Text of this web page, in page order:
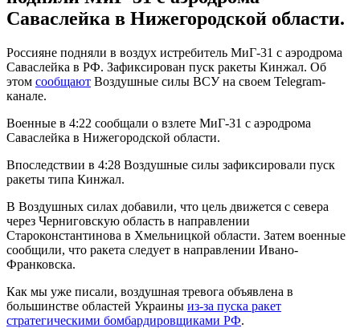
Саваслейка в Нижегородской области.
Россияне подняли в воздух истребитель МиГ-31 с аэродрома
Саваслейка в РФ. Зафиксирован пуск ракеты Кинжал. Об
этом сообщают Воздушные силы ВСУ на своем Telegram-
канале.
Военные в 4:22 сообщали о взлете МиГ-31 с аэродрома
Саваслейка в Нижегородской области.
Впоследствии в 4:28 Воздушные силы зафиксировали пуск
ракеты типа Кинжал.
В Воздушных силах добавили, что цель движется с севера
через Черниговскую область в направлении
Староконстантинова в Хмельницкой области. Затем военные
сообщили, что ракета следует в направлении Ивано-
Франковска.
Как мы уже писали, воздушная тревога объявлена в
большинстве областей Украины из-за пуска ракет
стратегическими бомбардировщиками РФ.